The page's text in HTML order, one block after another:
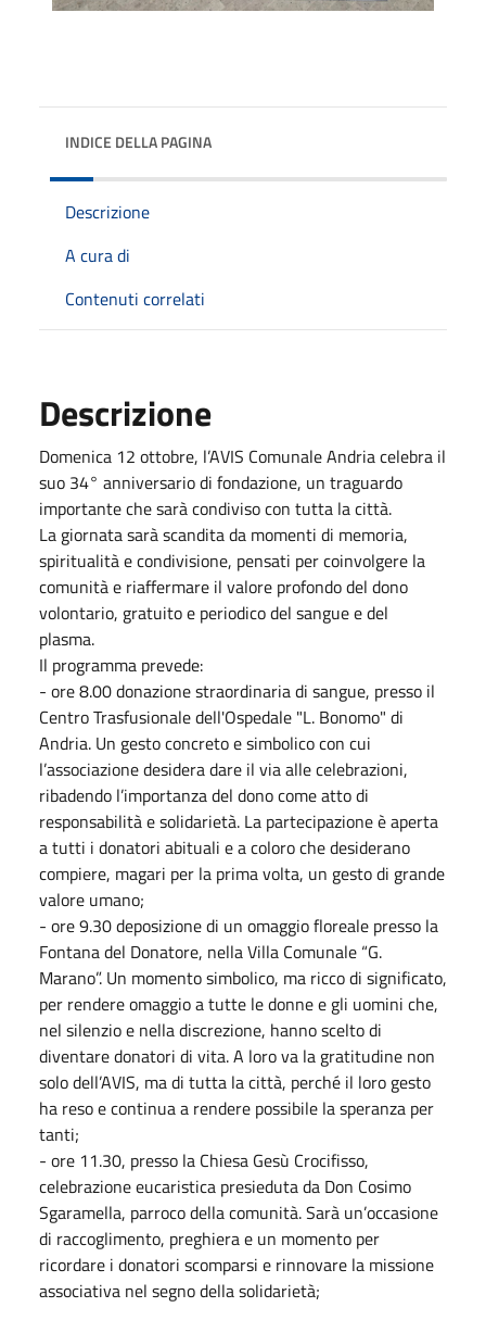
INDICE DELLA PAGINA
Descrizione
A cura di
Contenuti correlati
Descrizione
Domenica 12 ottobre, l’AVIS Comunale Andria celebra il
suo 34° anniversario di fondazione, un traguardo
importante che sarà condiviso con tutta la città.
La giornata sarà scandita da momenti di memoria,
spiritualità e condivisione, pensati per coinvolgere la
comunità e riaffermare il valore profondo del dono
volontario, gratuito e periodico del sangue e del
plasma.
Il programma prevede:
- ore 8.00 donazione straordinaria di sangue, presso il
Centro Trasfusionale dell'Ospedale "L. Bonomo" di
Andria. Un gesto concreto e simbolico con cui
l’associazione desidera dare il via alle celebrazioni,
ribadendo l’importanza del dono come atto di
responsabilità e solidarietà. La partecipazione è aperta
a tutti i donatori abituali e a coloro che desiderano
compiere, magari per la prima volta, un gesto di grande
valore umano;
- ore 9.30 deposizione di un omaggio floreale presso la
Fontana del Donatore, nella Villa Comunale “G.
Marano”. Un momento simbolico, ma ricco di significato,
per rendere omaggio a tutte le donne e gli uomini che,
nel silenzio e nella discrezione, hanno scelto di
diventare donatori di vita. A loro va la gratitudine non
solo dell’AVIS, ma di tutta la città, perché il loro gesto
ha reso e continua a rendere possibile la speranza per
tanti;
- ore 11.30, presso la Chiesa Gesù Crocifisso,
celebrazione eucaristica presieduta da Don Cosimo
Sgaramella, parroco della comunità. Sarà un’occasione
di raccoglimento, preghiera e un momento per
ricordare i donatori scomparsi e rinnovare la missione
associativa nel segno della solidarietà;